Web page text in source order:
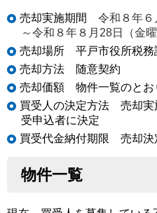
売却実施期間 令和８年６
～令和８年８月28日（金
売却場所 平戸市役所税務
売却方法 随意契約
売却価額 物件一覧のとお
買受人の決定方法 売却実
受申込者に決定
買受代金納付期限 売却決
物件一覧